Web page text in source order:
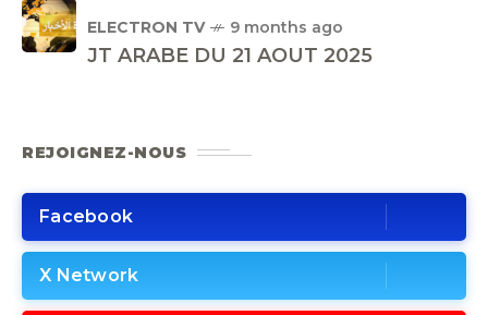
ELECTRON TV 9 months ago
JT ARABE DU 21 AOUT 2025
REJOIGNEZ-NOUS
Facebook
X Network